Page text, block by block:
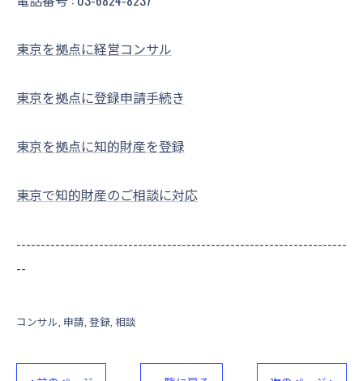
東京を拠点に経営コンサル
東京を拠点に登録申請手続き
東京を拠点に知的財産を登録
東京で知的財産のご相談に対応
--------------------------------------------------------------------
--
コンサル 申請 登録 相談